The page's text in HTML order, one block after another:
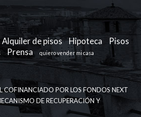
Alquiler de pisos Hipoteca
Pisos
Prensa quiero vender mi casa
POR LOS FONDOS NEXT
DE RECUPERACIÓN Y